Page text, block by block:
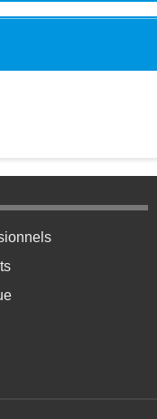
bas de page 3